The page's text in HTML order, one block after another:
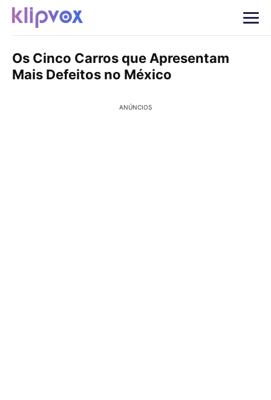
Os Cinco Carros que Apresentam
Mais Defeitos no México
ANÚNCIOS